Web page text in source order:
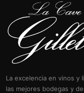
La excelencia en vinos y
las mejores bodegas y